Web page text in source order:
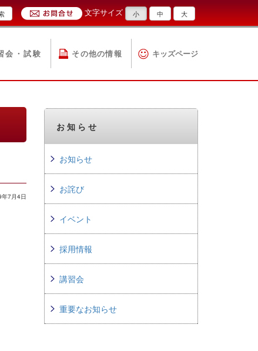
文字サイズ 小 中 大
会・試験 その他の情報 キッズページ
7月4日
お知らせ
お知らせ
お詫び
イベント
採用情報
講習会
重要なお知らせ